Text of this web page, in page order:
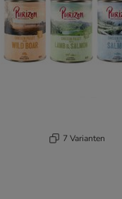
7 Varianten